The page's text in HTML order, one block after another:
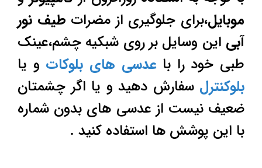
موبایل،برای جلوگیری از مضرات طیف نور
آبی این وسایل بر روی شبکیه چشم،عینک
طبی خود را باعدسی های بلوکات و یا
بلوکنترل سفارش دهید و یا اگر چشمتان
ضعیف نیست از عدسی های بدون شماره
با این پوشش ها استفاده کنید .